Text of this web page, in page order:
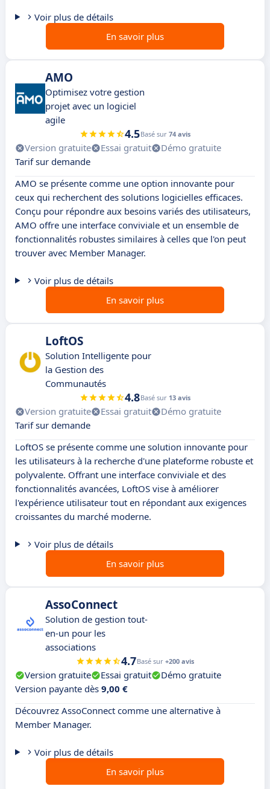
Voir plus de détails
En savoir plus
AMO
Optimisez votre gestion
projet avec un logiciel
agile
4.5Basé sur 74 avis
Version gratuite Essai gratuit
Démo gratuite
Tarif sur demande
AMO se présente comme une option innovante pour
ceux qui recherchent des solutions logicielles efficaces.
Conçu pour répondre aux besoins variés des utilisateurs,
AMO offre une interface conviviale et un ensemble de
fonctionnalités robustes similaires à celles que l'on peut
trouver avec Member Manager.
Voir plus de détails
En savoir plus
LoftOS
Solution Intelligente pour
la Gestion des
Communautés
4.8Basé sur 13 avis
Version gratuite Essai gratuit
Démo gratuite
Tarif sur demande
LoftOS se présente comme une solution innovante pour
les utilisateurs à la recherche d'une plateforme robuste et
polyvalente. Offrant une interface conviviale et des
fonctionnalités avancées, LoftOS vise à améliorer
l'expérience utilisateur tout en répondant aux exigences
croissantes du marché moderne.
Voir plus de détails
En savoir plus
AssoConnect
Solution de gestion tout-
en-un pour les
associations
4.7Basé sur +200 avis
Version gratuite Essai gratuit
Démo gratuite
Version payante dès 9,00 €
Découvrez AssoConnect comme une alternative à
Member Manager.
Voir plus de détails
En savoir plus